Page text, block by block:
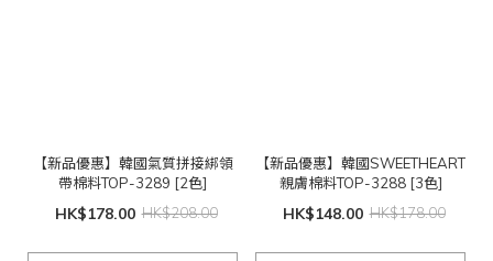
【新品優惠】韓國氣質拼接綁領
帶棉料TOP-3289 [2色]
HK$178.00 HK$208.00
【新品優惠】韓國SWEETHEART
親膚棉料TOP-3288 [3色]
HK$148.00 HK$178.00